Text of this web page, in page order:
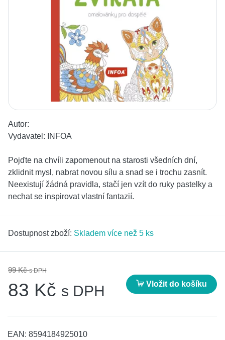
Autor:
Vydavatel:
INFOA
Pojďte na chvíli zapomenout na starosti všedních dní,
zklidnit mysl, nabrat novou sílu a snad se i trochu zasnít.
Neexistují žádná pravidla, stačí jen vzít do ruky pastelky a
nechat se inspirovat vlastní fantazií.
Dostupnost zboží: Skladem více než 5 ks
99 Kčs DPH
83 Kč s DPH Vložit do košíku
EAN: 8594184925010